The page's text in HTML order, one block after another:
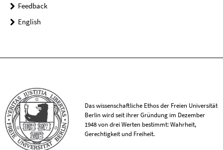
Feedback
English
Das wissenschaftliche Ethos der Freien Universität
Berlin wird seit ihrer Gründung im Dezember
1948 von drei Werten bestimmt: Wahrheit,
Gerechtigkeit und Freiheit.